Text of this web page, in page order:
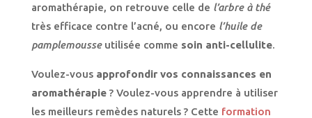
aromathérapie, on retrouve celle de l’arbre à thé
très efficace contre l’acné, ou encore l’huile de
pamplemousseutilisée comme soin anti-cellulite.
Voulez-vous approfondir vos connaissances en
aromathérapie ? Voulez-vous apprendre à utiliser
les meilleurs remèdes naturels ? Cette formation